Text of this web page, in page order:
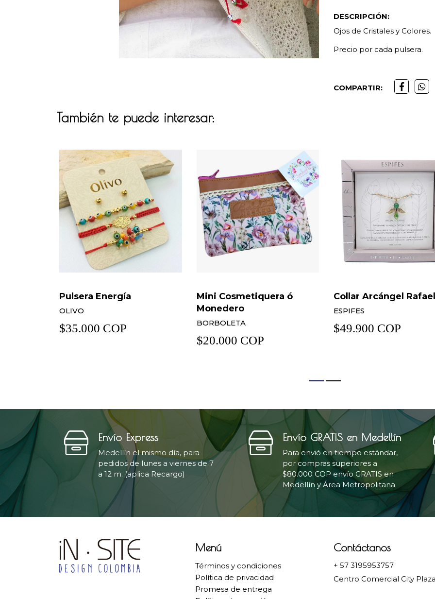
DESCRIPCIÓN:
Ojos de Cristales y Colores.
Precio por cada pulsera.
COMPARTIR:
También te puede interesar:
Mini Cosmetiquera ó
Monedero
BORBOLETA
Collar Arcángel Rafael
ESPIFES
$49.900 COP
Aretes Corazón Fomi
MARISABEL
$65.000 COP
Envío Express
Medellín el mismo día, para
pedidos de lunes a viernes de 7
a 12 m. (aplica Recargo)
Envío GRATIS en Medellín
Para envió en tiempo estándar,
por compras superiores a
$80.000 COP envío GRATIS en
Medellín y Área Metropolitana
Menú
Términos y condiciones
Política de privacidad
Promesa de entrega
Contáctanos
+ 57 3195953757
Centro Comercial City